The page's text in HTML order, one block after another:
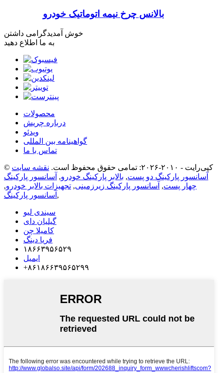
بالانس چرخ نیمه اتوماتیک خودرو
خوش آمدیدگرامی داشتن
به ما اطلاع دهید
محصولات
درباره چریش
ویدئو
گواهینامه بین المللی
تماس با ما
© کپی‌رایت - ۲۰۱۰-۲۰۲۶: تمامی حقوق محفوظ است.
نقشه سایت
آسانسور پارکینگ دو پست, بالابر پارکینگ خودرو, آسانسور پارکینگ
چهار پست, آسانسور پارکینگ زیرزمینی, تجهیزات بالابر خودرو,
آسانسور پارکینگ ,
سیندی لیو
گیلیان دای
کامیلا چن
فریا دینگ
۱۸۶۶۳۹۵۶۵۲۹
ایمیل
‎+۸۶۱۸۶۶۳۹۵۶۵۲۹۹‎